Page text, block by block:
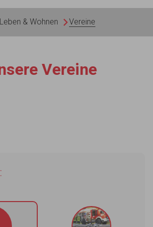
Leben & Wohnen Vereine
Vereine